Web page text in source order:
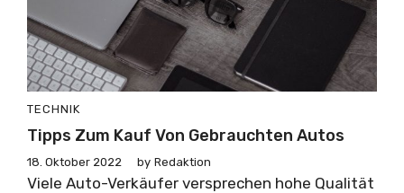
TECHNIK
Tipps Zum Kauf Von Gebrauchten Autos
18. Oktober 2022 by Redaktion
Viele Auto-Verkäufer versprechen hohe Qualität